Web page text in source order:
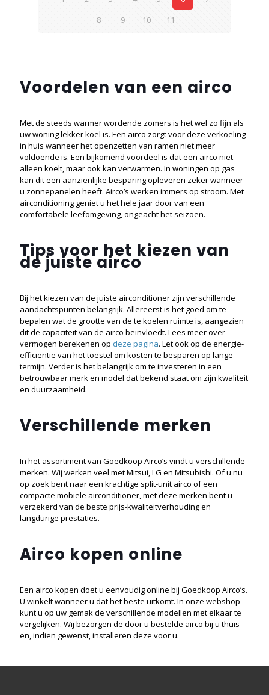
8
9 10 11
Voordelen van een airco
Met de steeds warmer wordende zomers is het wel zo fijn als
uw woning lekker koel is. Een airco zorgt voor deze verkoeling
in huis wanneer het openzetten van ramen niet meer
voldoende is. Een bijkomend voordeel is dat een airco niet
alleen koelt, maar ook kan verwarmen. In woningen op gas
kan dit een aanzienlijke besparing opleveren zeker wanneer
u zonnepanelen heeft. Airco’s werken immers op stroom. Met
airconditioning geniet u het hele jaar door van een
comfortabele leefomgeving, ongeacht het seizoen.
Tips voor het kiezen van
de juiste airco
Bij het kiezen van de juiste airconditioner zijn verschillende
aandachtspunten belangrijk. Allereerst is het goed om te
bepalen wat de grootte van de te koelen ruimte is, aangezien
dit de capaciteit van de airco beïnvloedt. Lees meer over
vermogen berekenen op deze pagina. Let ook op de energie-
efficiëntie van het toestel om kosten te besparen op lange
termijn. Verder is het belangrijk om te investeren in een
betrouwbaar merk en model dat bekend staat om zijn kwaliteit
en duurzaamheid.
Verschillende merken
In het assortiment van Goedkoop Airco’s vindt u verschillende
merken. Wij werken veel met Mitsui, LG en Mitsubishi. Of u nu
op zoek bent naar een krachtige split-unit airco of een
compacte mobiele airconditioner, met deze merken bent u
verzekerd van de beste prijs-kwaliteitverhouding en
langdurige prestaties.
Airco kopen online
Een airco kopen doet u eenvoudig online bij Goedkoop Airco’s.
U winkelt wanneer u dat het beste uitkomt. In onze webshop
kunt u op uw gemak de verschillende modellen met elkaar te
vergelijken. Wij bezorgen de door u bestelde airco bij u thuis
en, indien gewenst, installeren deze voor u.